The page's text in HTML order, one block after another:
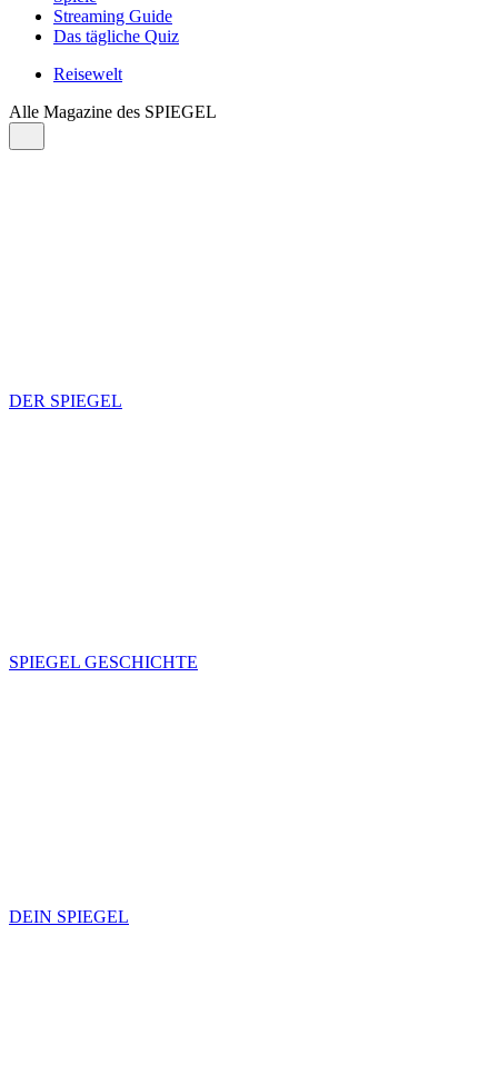
Streaming Guide
Das tägliche Quiz
Reisewelt
Alle Magazine des SPIEGEL
DER SPIEGEL
SPIEGEL GESCHICHTE
DEIN SPIEGEL